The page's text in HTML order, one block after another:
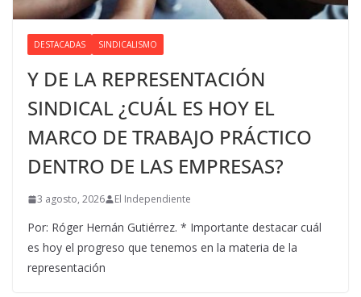
DESTACADAS SINDICALISMO
Y DE LA REPRESENTACIÓN
SINDICAL ¿CUÁL ES HOY EL
MARCO DE TRABAJO PRÁCTICO
DENTRO DE LAS EMPRESAS?
3 agosto, 2026 El Independiente
Por: Róger Hernán Gutiérrez. * Importante destacar cuál
es hoy el progreso que tenemos en la materia de la
representación